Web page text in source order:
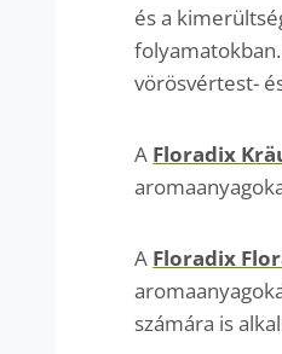
és a
vörösvértest-
A Floradix
A Floradix
számára is